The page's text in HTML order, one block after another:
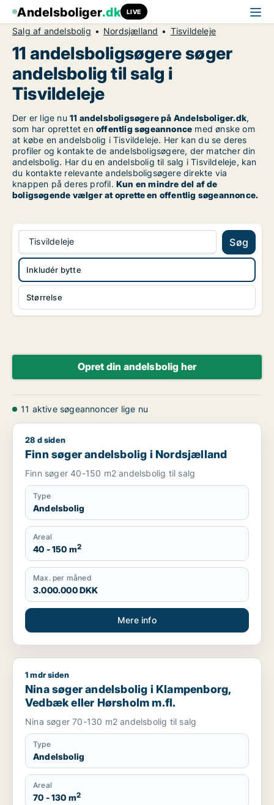
Andelsboliger.dk LIVE
Salg af andelsbolig Nordsjælland Tisvildeleje
11 andelsboligsøgere søger
andelsbolig til salg i
Tisvildeleje
Der er lige nu 11 andelsboligsøgere på Andelsboliger.dk,
som har oprettet en offentlig søgeannonce med ønske om
at købe en andelsbolig i Tisvildeleje. Her kan du se deres
profiler og kontakte de andelsboligsøgere, der matcher din
andelsbolig. Har du en andelsbolig til salg i Tisvildeleje, kan
du kontakte relevante andelsboligsøgere direkte via
knappen på deres profil. Kun en mindre del af de
boligsøgende vælger at oprette en offentlig søgeannonce.
Tisvildeleje Søg
Størrelse
Inkludér bytte
Opret din andelsbolig her
11 aktive søgeannoncer lige nu
Finn søger andelsbolig i Nordsjælland
28 d siden
Finn søger andelsbolig i Nordsjælland
Finn søger 40-150 m2 andelsbolig til salg
Type
Andelsbolig
Areal
40 - 150 m2
Max. per måned
3.000.000 DKK
Mere info
Nina søger andelsbolig i Klampenborg, Vedbæk eller
1 mdr siden
Nina søger andelsbolig i Klampenborg,
Vedbæk eller Hørsholm m.fl.
Nina søger 70-130 m2 andelsbolig til salg
Type
Andelsbolig
Areal
70 - 130 m2